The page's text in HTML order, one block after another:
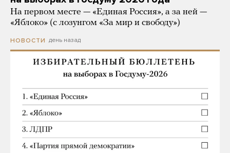
На первом месте — «Единая Россия», а за ней —
«Яблоко» (с лозунгом «За мир и свободу»)
НОВОСТИ день назад